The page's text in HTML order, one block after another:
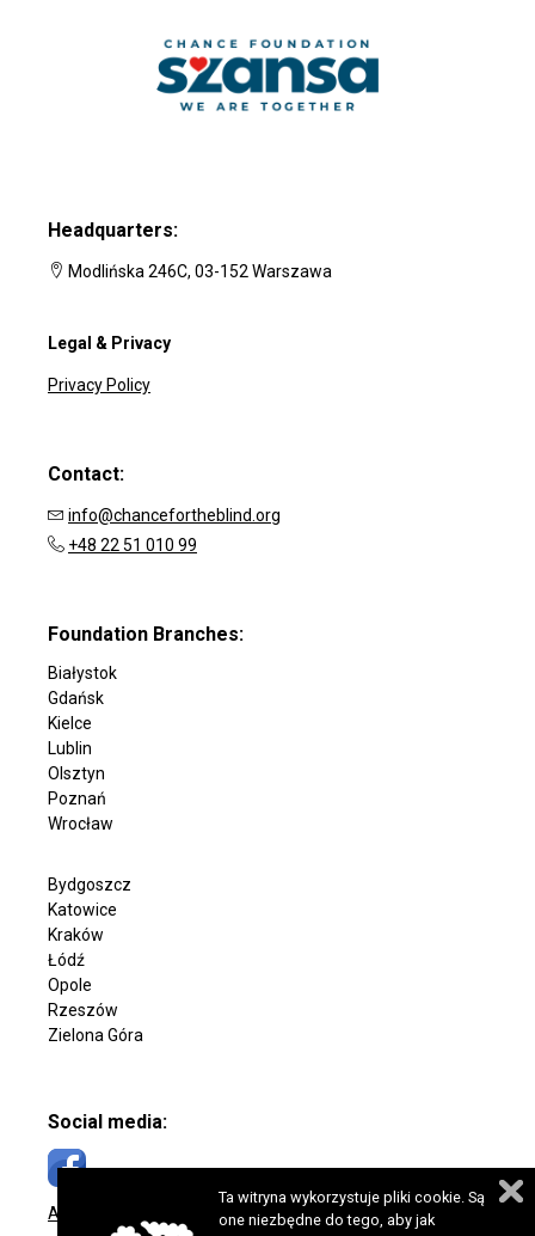
Headquarters:
Modlińska 246C, 03-152 Warszawa
Legal & Privacy
Privacy Policy
Contact:
info@chancefortheblind.org
+48 22 51 010 99
Foundation Branches:
Białystok
Gdańsk
Kielce
Lublin
Olsztyn
Poznań
Wrocław
Bydgoszcz
Katowice
Kraków
Łódź
Opole
Rzeszów
Zielona Góra
Social media:
Accessibility Statement
Ta witryna wykorzystuje pliki cookie. Są
one niezbędne do tego, aby jak